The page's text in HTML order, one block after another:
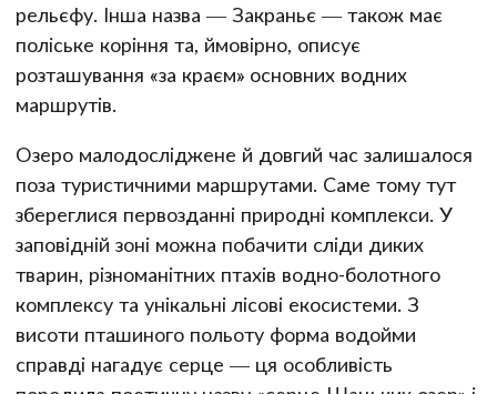
рельєфу. Інша назва — Закраньє — також має
поліське коріння та, ймовірно, описує
розташування «за краєм» основних водних
маршрутів.
Озеро малодосліджене й довгий час залишалося
поза туристичними маршрутами. Саме тому тут
збереглися первозданні природні комплекси. У
заповідній зоні можна побачити сліди диких
тварин, різноманітних птахів водно-болотного
комплексу та унікальні лісові екосистеми. З
висоти пташиного польоту форма водойми
справді нагадує серце — ця особливість